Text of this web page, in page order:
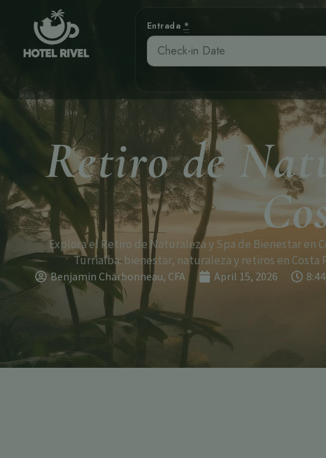
Entrada *
Retiro de
Explora el Retiro de Naturaleza y Spa de Bienestar en
Turrialba: bienestar, naturaleza y retiros en Costa
Benjamin Charbonneau, CFA April 15, 2026